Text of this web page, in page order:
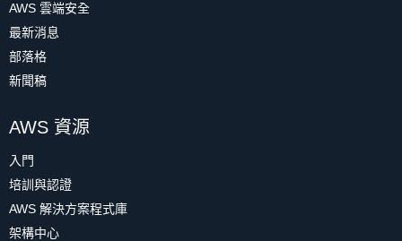
AWS 雲端安全
最新消息
部落格
新聞稿
AWS 資源
入門
培訓與認證
AWS 解決方案程式庫
架構中心